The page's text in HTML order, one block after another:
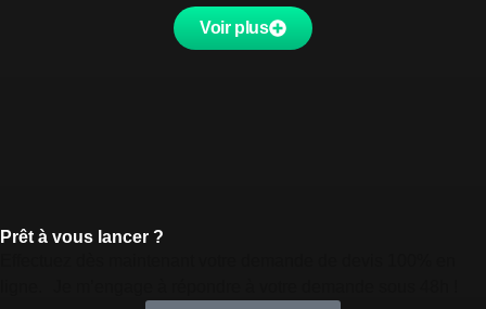
Voir plus
Prêt à vous lancer ?